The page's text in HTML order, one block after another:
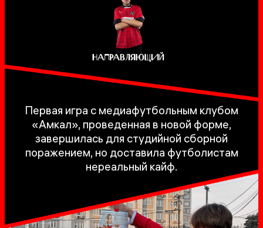
Первая игра с медиафутбольным клубом
«Амкал», проведенная в новой форме,
завершилась для студийной сборной
поражением, но доставила футболистам
нереальный кайф.